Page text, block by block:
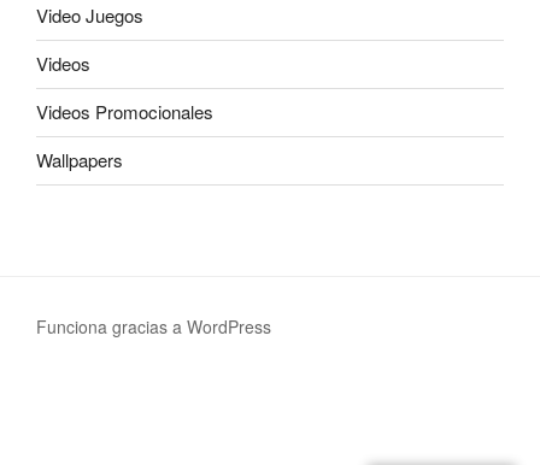
Video Juegos
Videos
Videos Promocionales
Wallpapers
Funciona gracias a WordPress